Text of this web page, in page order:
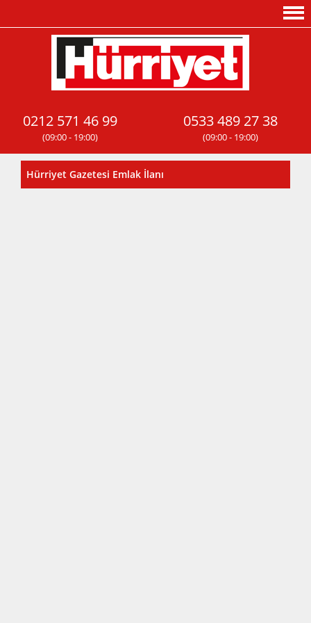
0212 571 46 99
(09:00 - 19:00)
0533 489 27 38
(09:00 - 19:00)
Hürriyet Gazetesi Emlak İlanı